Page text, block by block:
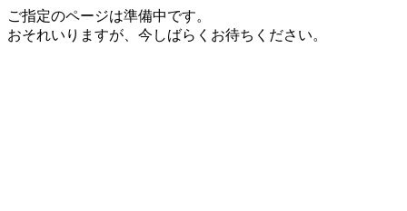
ご指定のページは準備中です。
おそれいりますが、今しばらくお待ちください。